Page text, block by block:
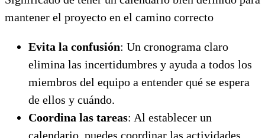
mantener el proyecto en el camino correcto
Evita la confusión: Un cronograma claro
elimina las incertidumbres y ayuda a todos los
miembros del equipo a entender qué se espera
de ellos y cuándo.
Coordina las tareas: Al establecer un
calendario, puedes coordinar las actividades